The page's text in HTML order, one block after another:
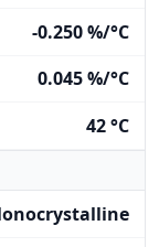
-0.250 %/°C
0.045 %/°C
42 °C